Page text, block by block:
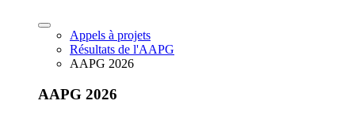
Appels à projets
Résultats de l'AAPG
AAPG 2026
AAPG 2026